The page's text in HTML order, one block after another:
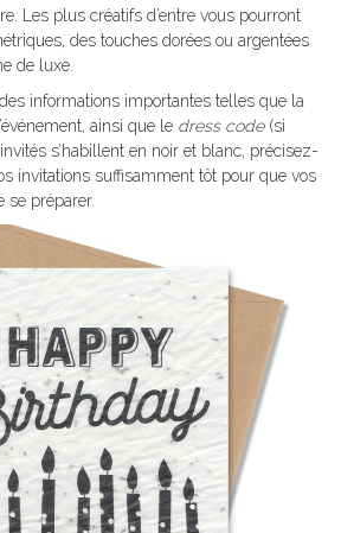
Les plus créatifs d’entre vous pourront
des touches dorées ou argentées
de luxe.
des informations importantes telles que la
ainsi que le dress code(si
s’habillent en noir et blanc, précisez-
invitations suffisamment tôt pour que vos
se préparer.